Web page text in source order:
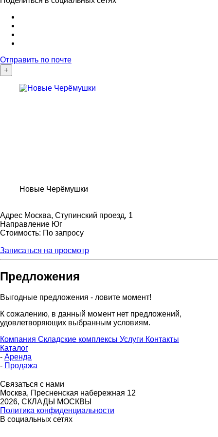
Отправить по почте
+
Новые Черёмушки
Адрес Москва, Ступинский проезд, 1
Направление Юг
Стоимость: По запросу
Записаться на просмотр
Предложения
Выгодные предложения - ловите момент!
К сожалению, в данный момент нет предложений,
удовлетворяющих выбранным условиям.
Компания Складские комплексы Услуги Контакты
Каталог
- Аренда
- Продажа
Связаться с нами
Москва, Пресненская набережная 12
2026, СКЛАДЫ МОСКВЫ
Политика конфиденциальности
В социальных сетях